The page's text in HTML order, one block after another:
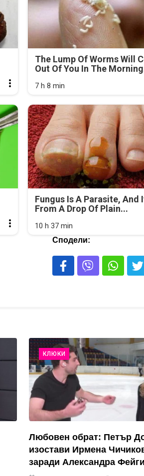
The Lump Of Worms Will
Out Of You In The
7 h 8 min
Fungus Is A Parasite, And
From A Drop Of Plain...
10 h 37 min
Сподели:
КЛЮКИ
Любовен обрат: Петър
изостави Ирмена
заради Александра